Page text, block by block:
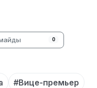
0
#Вице-премьер